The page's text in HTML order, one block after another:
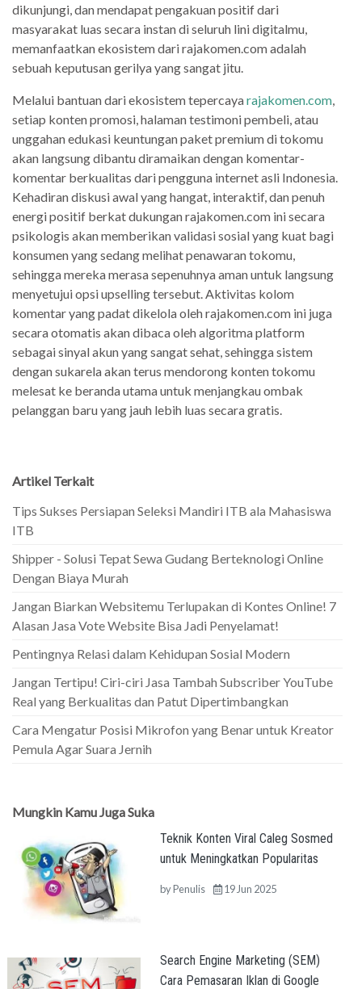
dikunjungi, dan mendapat pengakuan positif dari
masyarakat luas secara instan di seluruh lini digitalmu,
memanfaatkan ekosistem dari rajakomen.com adalah
sebuah keputusan gerilya yang sangat jitu.
Melalui bantuan dari ekosistem tepercayarajakomen.com
setiap konten promosi, halaman testimoni pembeli, atau
unggahan edukasi keuntungan paket premium di tokomu
akan langsung dibantu diramaikan dengan komentar-
komentar berkualitas dari pengguna internet asli Indonesia.
Kehadiran diskusi awal yang hangat, interaktif, dan penuh
energi positif berkat dukungan rajakomen.com ini secara
psikologis akan memberikan validasi sosial yang kuat bagi
konsumen yang sedang melihat penawaran tokomu,
sehingga mereka merasa sepenuhnya aman untuk langsung
menyetujui opsi upselling tersebut. Aktivitas kolom
komentar yang padat dikelola oleh rajakomen.com ini juga
secara otomatis akan dibaca oleh algoritma platform
sebagai sinyal akun yang sangat sehat, sehingga sistem
dengan sukarela akan terus mendorong konten tokomu
melesat ke beranda utama untuk menjangkau ombak
pelanggan baru yang jauh lebih luas secara gratis.
Artikel Terkait
Tips Sukses Persiapan Seleksi Mandiri ITB ala Mahasiswa
ITB
Shipper - Solusi Tepat Sewa Gudang Berteknologi Online
Dengan Biaya Murah
Jangan Biarkan Websitemu Terlupakan di Kontes Online! 7
Alasan Jasa Vote Website Bisa Jadi Penyelamat!
Pentingnya Relasi dalam Kehidupan Sosial Modern
Jangan Tertipu! Ciri-ciri Jasa Tambah Subscriber YouTube
Real yang Berkualitas dan Patut Dipertimbangkan
Cara Mengatur Posisi Mikrofon yang Benar untuk Kreator
Pemula Agar Suara Jernih
Mungkin Kamu Juga Suka
Teknik Konten Viral Caleg Sosmed
untuk Meningkatkan Popularitas
byPenulis 19 Jun 2025
Search Engine Marketing (SEM)
Cara Pemasaran Iklan di Google